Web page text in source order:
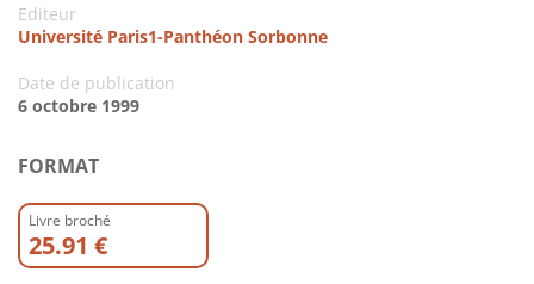
Editeur
Université Paris1-Panthéon Sorbonne
Date de publication
6 octobre 1999
FORMAT
Livre broché
25.91 €